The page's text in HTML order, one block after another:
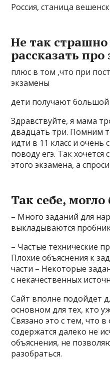
Россия, станица
Не так
рассказать про
плюс в том ,что при
экзамены
дети получают большой
Здравствуйте, я мама
двадцать три. Помним
идти в 11 класс и
поводу егэ. Так хочется
этого экзамена, а
Так себе,
– Много заданий для
выкладываются
– Частые технические
Плохие объяснения к
части – Некоторые
с некачественных
Сайт вполне подойдет
основном для тех, кто
Связано это с тем, что
содержатся далеко не
объяснения, не
разобраться.